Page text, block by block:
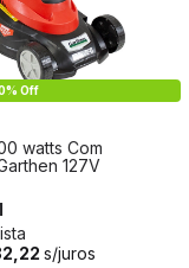
Off
watts Com
127V
s/juros